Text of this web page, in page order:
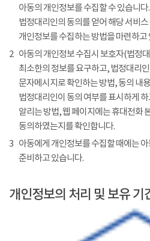
아동의 개인정보를 수집할 수 있습니
법정대리인의 동의를 얻어 해당 서비
개인정보를 수집하는 방법을 마련하고
2 아동의 개인정보 수집시 보호자(법정
최소한의 정보를 요구하고, 법정대리
문자메시지로 확인하는 방법, 동의 내
법정대리인이 동의 여부를 표시하게
알리는 방법, 웹 페이지에는 휴대전화
동의하였는지를 확인합니다.
3 아동에게 개인정보를 수집할 때에는
준비하고 있습니다.
개인정보의 처리 및 보유 기